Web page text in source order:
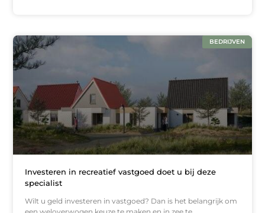
BEDRIJVEN
Investeren in recreatief vastgoed doet u bij deze
specialist
Wilt u geld investeren in vastgoed? Dan is het belangrijk om